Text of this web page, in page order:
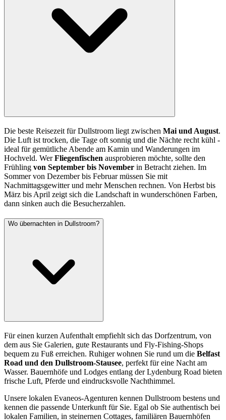
Die beste Reisezeit für Dullstroom liegt zwischen Mai und August.
Die Luft ist trocken, die Tage oft sonnig und die Nächte recht kühl -
ideal für gemütliche Abende am Kamin und Wanderungen im
Hochveld. WerFliegenfischen ausprobieren möchte, sollte den
Frühling von September bis November in Betracht ziehen. Im
Sommer von Dezember bis Februar müssen Sie mit
Nachmittagsgewitter und mehr Menschen rechnen. Von Herbst bis
März bis April zeigt sich die Landschaft in wunderschönen Farben,
dann sinken auch die Besucherzahlen.
Wo übernachten in Dullstroom?
Für einen kurzen Aufenthalt empfiehlt sich das Dorfzentrum, von
dem aus Sie Galerien, gute Restaurants und Fly-Fishing-Shops
bequem zu Fuß erreichen. Ruhiger wohnen Sie rund um die Belfast
Road und den Dullstroom-Stausee, perfekt für eine Nacht am
Wasser. Bauernhöfe und Lodges entlang der Lydenburg Road bieten
frische Luft, Pferde und eindrucksvolle Nachthimmel.
Unsere lokalen Evaneos-Agenturen kennen Dullstroom bestens und
kennen die passende Unterkunft für Sie. Egal ob Sie authentisch bei
lokalen Familien, in steinernen Cottages, familiären Bauernhöfen